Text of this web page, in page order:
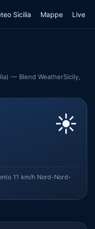
Sicilia Mappe Live
— Blend WeatherSicily,
☀️
11 km/h Nord-Nord-